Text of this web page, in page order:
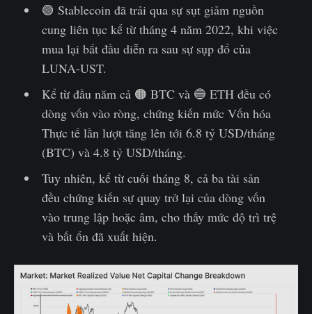
🟢 Stablecoin đã trải qua sự sụt giảm nguồn
cung liên tục kể từ tháng 4 năm 2022, khi việc
mua lại bắt đầu diễn ra sau sự sụp đổ của
LUNA-UST.
Kể từ đầu năm cả 🟠 BTC và 🔵 ETH đều có
dòng vốn vào ròng, chứng kiến mức Vốn hóa
Thực tế lần lượt tăng lên tới 6.8 tỷ USD/tháng
(BTC) và 4.8 tỷ USD/tháng.
Tuy nhiên, kể từ cuối tháng 8, cả ba tài sản
đều chứng kiến sự quay trở lại của dòng vốn
vào trung lập hoặc âm, cho thấy mức độ trì trệ
và bất ổn đã xuất hiện.